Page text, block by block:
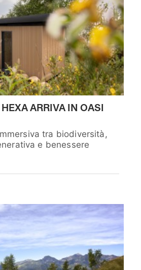
ARRIVA IN OASI
tra biodiversità,
e benessere